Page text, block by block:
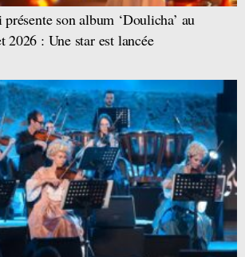
son album ‘Doulicha’ au
2026 : Une star est lancée